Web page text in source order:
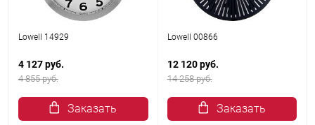
Lowell 14929
4 127 руб.
4 855 руб.
Заказать
Lowell 00866
12 120 руб.
14 258 руб.
Заказать